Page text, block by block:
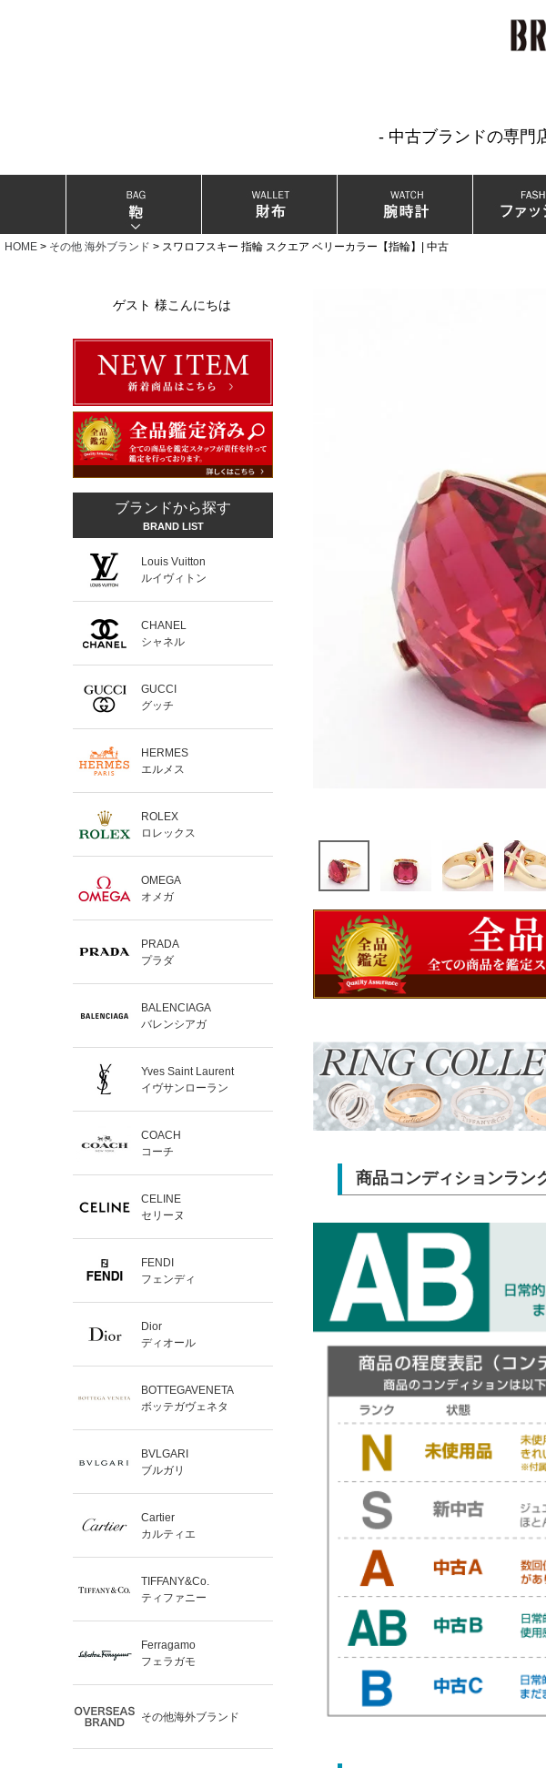
- 中古ブランドの専門
当店厳選ブランドバック
当店厳選ブランドジュエリー
HOME その他 海外ブランド スワロフスキー 指輪 スクエア ベリーカラー【指輪】| 中古
ゲスト 様こんにちは
ブランドから探す
BRAND LIST
Louis Vuitton
ルイヴィトン
CHANEL
シャネル
GUCCI
グッチ
HERMES
エルメス
ROLEX
ロレックス
OMEGA
オメガ
PRADA
プラダ
BALENCIAGA
バレンシアガ
Yves Saint Laurent
イヴサンローラン
COACH
コーチ
CELINE
セリーヌ
FENDI
フェンディ
Dior
ディオール
BOTTEGAVENETA
ボッテガヴェネタ
BVLGARI
ブルガリ
Cartier
カルティエ
TIFFANY&Co.
ティファニー
Ferragamo
フェラガモ
その他海外ブランド
商品コンディションラン